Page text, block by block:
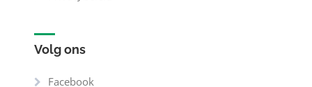
Volg ons
Facebook